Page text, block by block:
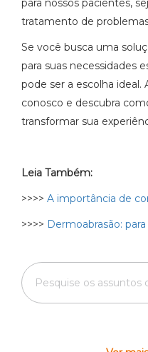
para nossos pacientes,
tratamento de
Se você busca uma
para suas necessidades
pode ser a escolha
conosco e descubra
transformar sua
Leia Também:
>>>> A importância de
>>>> Dermoabrasão: